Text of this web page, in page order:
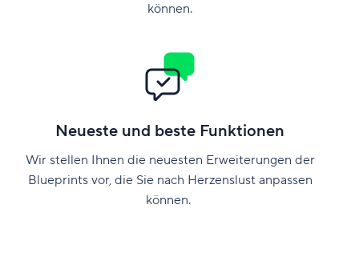
können.
Neueste und beste Funktionen
Wir stellen Ihnen die neuesten Erweiterungen der
Blueprints vor, die Sie nach Herzenslust anpassen
können.